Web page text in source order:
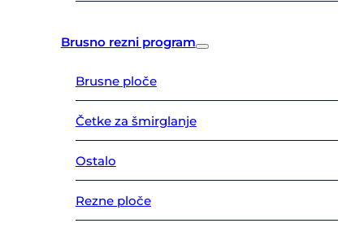
Brusno rezni program
Brusne ploče
Četke za šmirglanje
Ostalo
Rezne ploče